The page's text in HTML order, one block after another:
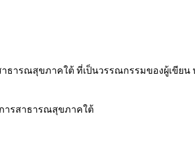
ธารณสุขภาคใต้ ที่เป็นวรรณกรรมของผู้เขีย
ารสาธารณสุขภาคใต้